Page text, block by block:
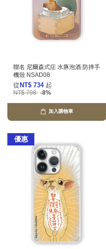
聯名 尼爾森式症 水豚泡酒 防摔手
機殼 NSAD08
從 NT$ 734 起
NT$ 798 -8%
加入購物車
優惠